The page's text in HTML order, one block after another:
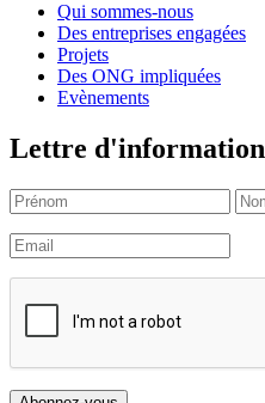
Qui sommes-nous
Des entreprises engagées
Projets
Des ONG impliquées
Evènements
Lettre d'information